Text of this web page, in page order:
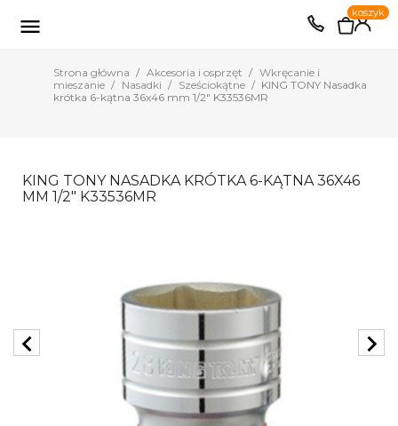
EUR PLN

0
koszyk
Strona główna Akcesoria i osprzęt
Wkręcanie i
mieszanie
Nasadki Sześciokątne
KING TONY Nasadka
krótka 6-kątna 36x46 mm 1/2" K33536MR
KING TONY NASADKA KRÓTKA 6-KĄTNA 36X46
MM 1/2" K33536MR
chevron_left chevron_right